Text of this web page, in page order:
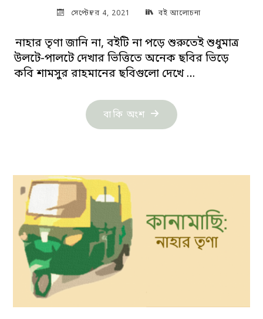
সেপ্টেম্বর 4, 2021 বই আলোচনা
নাহার তৃণা জানি না, বইটি না পড়ে শুরুতেই শুধুমাত্র
উলটে-পালটে দেখার ভিত্তিতে অনেক ছবির ভিড়ে
কবি শামসুর রাহমানের ছবিগুলো দেখে …
বাকি অংশ "ফেরদৌস
নাহার:
ঘুড়ি"